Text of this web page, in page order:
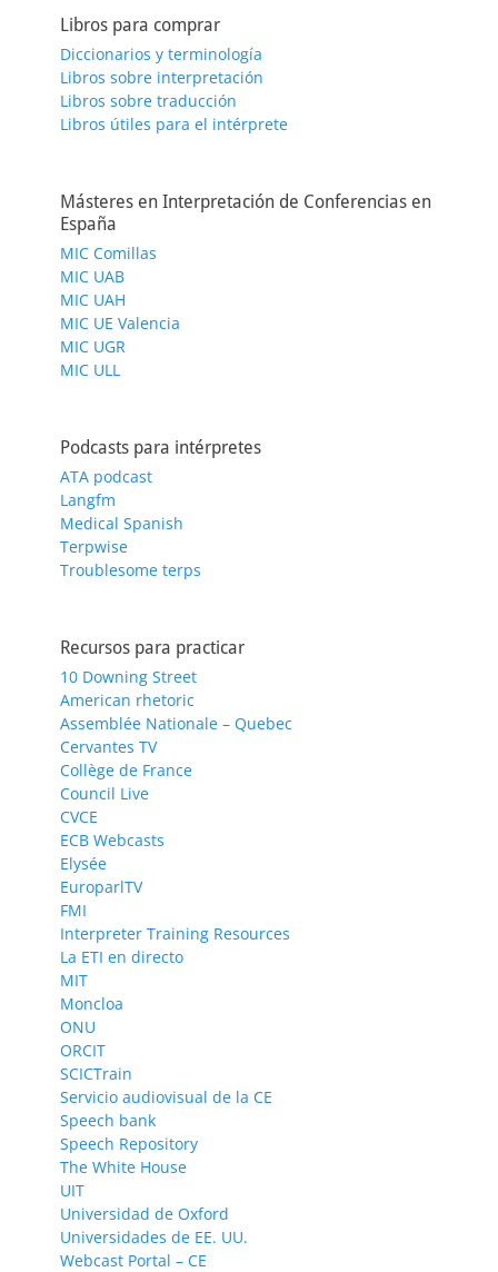
Libros para comprar
Diccionarios y terminología
Libros sobre interpretación
Libros sobre traducción
Libros útiles para el intérprete
Másteres en Interpretación de Conferencias en
España
MIC Comillas
MIC UAB
MIC UAH
MIC UE Valencia
MIC UGR
MIC ULL
Podcasts para intérpretes
ATA podcast
Langfm
Medical Spanish
Terpwise
Troublesome terps
Recursos para practicar
10 Downing Street
American rhetoric
Assemblée Nationale – Quebec
Cervantes TV
Collège de France
Council Live
CVCE
ECB Webcasts
Elysée
EuroparlTV
FMI
Interpreter Training Resources
La ETI en directo
MIT
Moncloa
ONU
ORCIT
SCICTrain
Servicio audiovisual de la CE
Speech bank
Speech Repository
The White House
UIT
Universidad de Oxford
Universidades de EE. UU.
Webcast Portal – CE